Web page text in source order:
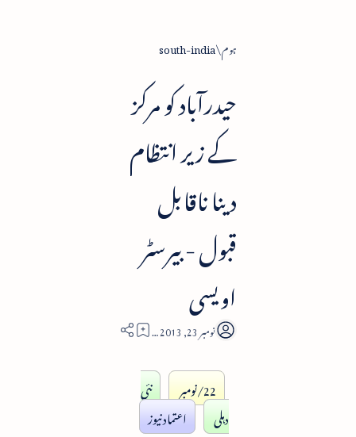
ہوم south-india
حیدرآباد کو مرکز
کے زیر انتظام
دینا ناقابل
قبول - بیرسٹر
اویسی
3
22/نومبر
نئی
دہلی
اعتماد نیوز